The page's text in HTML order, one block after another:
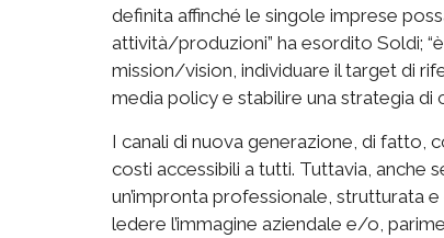
definita affinché le singole imprese
attività/produzioni” ha esordito Soldi;
mission/vision, individuare il target di
media policy e stabilire una strategia
I canali di nuova generazione, di fatto,
costi accessibili a tutti. Tuttavia, anche
un’impronta professionale, strutturata
ledere l’immagine aziendale e/o,